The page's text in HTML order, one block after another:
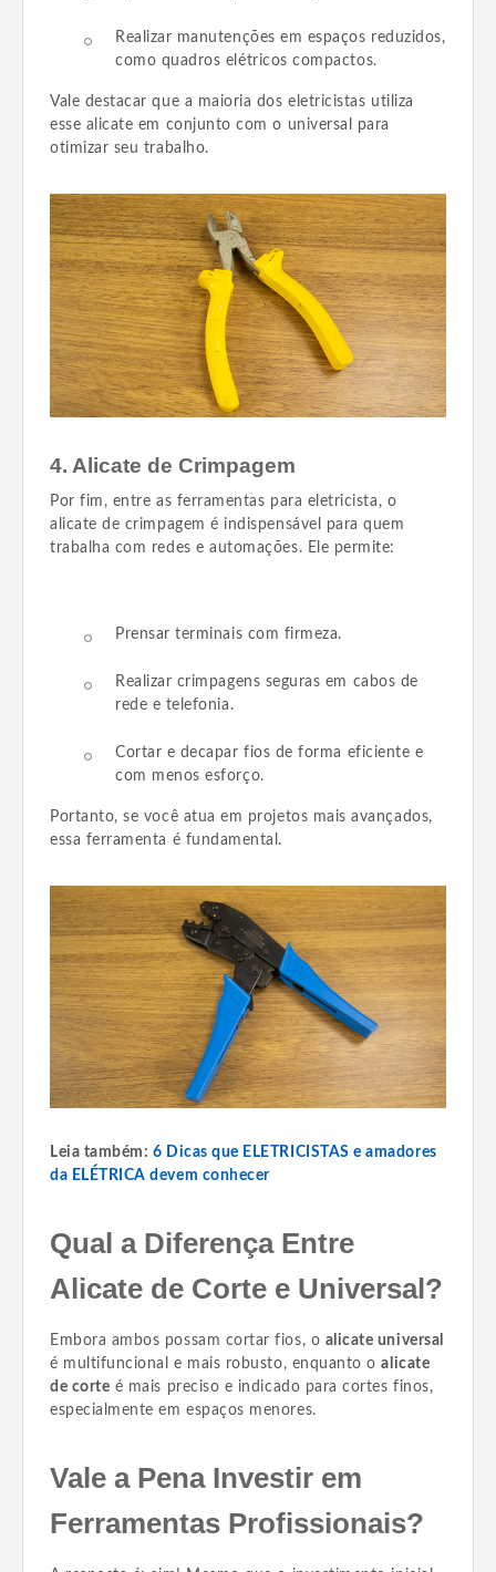
Realizar manutenções em espaços reduzidos,
como quadros elétricos compactos.
Vale destacar que a maioria dos eletricistas utiliza
esse alicate em conjunto com o universal para
otimizar seu trabalho.
4. Alicate de Crimpagem
Por fim, entre as ferramentas para eletricista, o
alicate de crimpagem é indispensável para quem
trabalha com redes e automações. Ele permite:
Prensar terminais com firmeza.
Realizar crimpagens seguras em cabos de
rede e telefonia.
Cortar e decapar fios de forma eficiente e
com menos esforço.
Portanto, se você atua em projetos mais avançados,
essa ferramenta é fundamental.
Leia também: 6 Dicas que ELETRICISTAS e amadores
da ELÉTRICA devem conhecer
Qual a Diferença Entre
Alicate de Corte e Universal?
Embora ambos possam cortar fios, o alicate universal
é multifuncional e mais robusto, enquanto oalicate
de corte é mais preciso e indicado para cortes finos,
especialmente em espaços menores.
Vale a Pena Investir em
Ferramentas Profissionais?